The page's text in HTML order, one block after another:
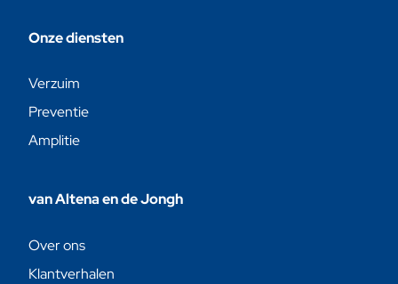
Onze diensten
Verzuim
Preventie
Amplitie
van Altena en de Jongh
Over ons
Klantverhalen